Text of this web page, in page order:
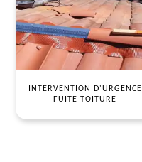
INTERVENTION D'URGENCE
FUITE TOITURE